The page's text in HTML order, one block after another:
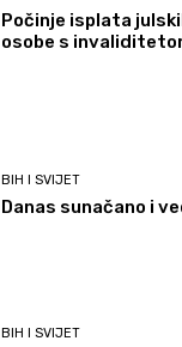
Počinje isplata
osobe s
BIH I SVIJET
Danas sunačano i
BIH I SVIJET